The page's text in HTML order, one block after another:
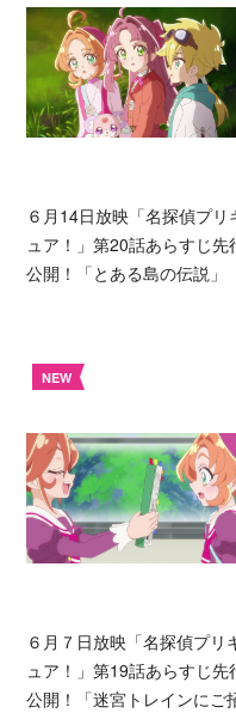
６月14日放映「名探偵プリ
ュア！」第20話あらすじ先
公開！「とある島の伝説」
NEW
６月７日放映「名探偵プリ
ュア！」第19話あらすじ先
公開！「迷宮トレインにご